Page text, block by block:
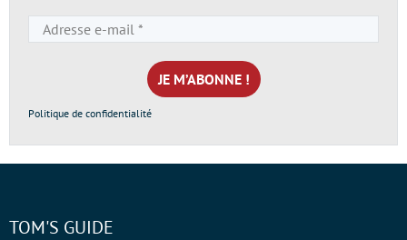
e-
mail
*
Politique de confidentialité
TOM'S GUIDE